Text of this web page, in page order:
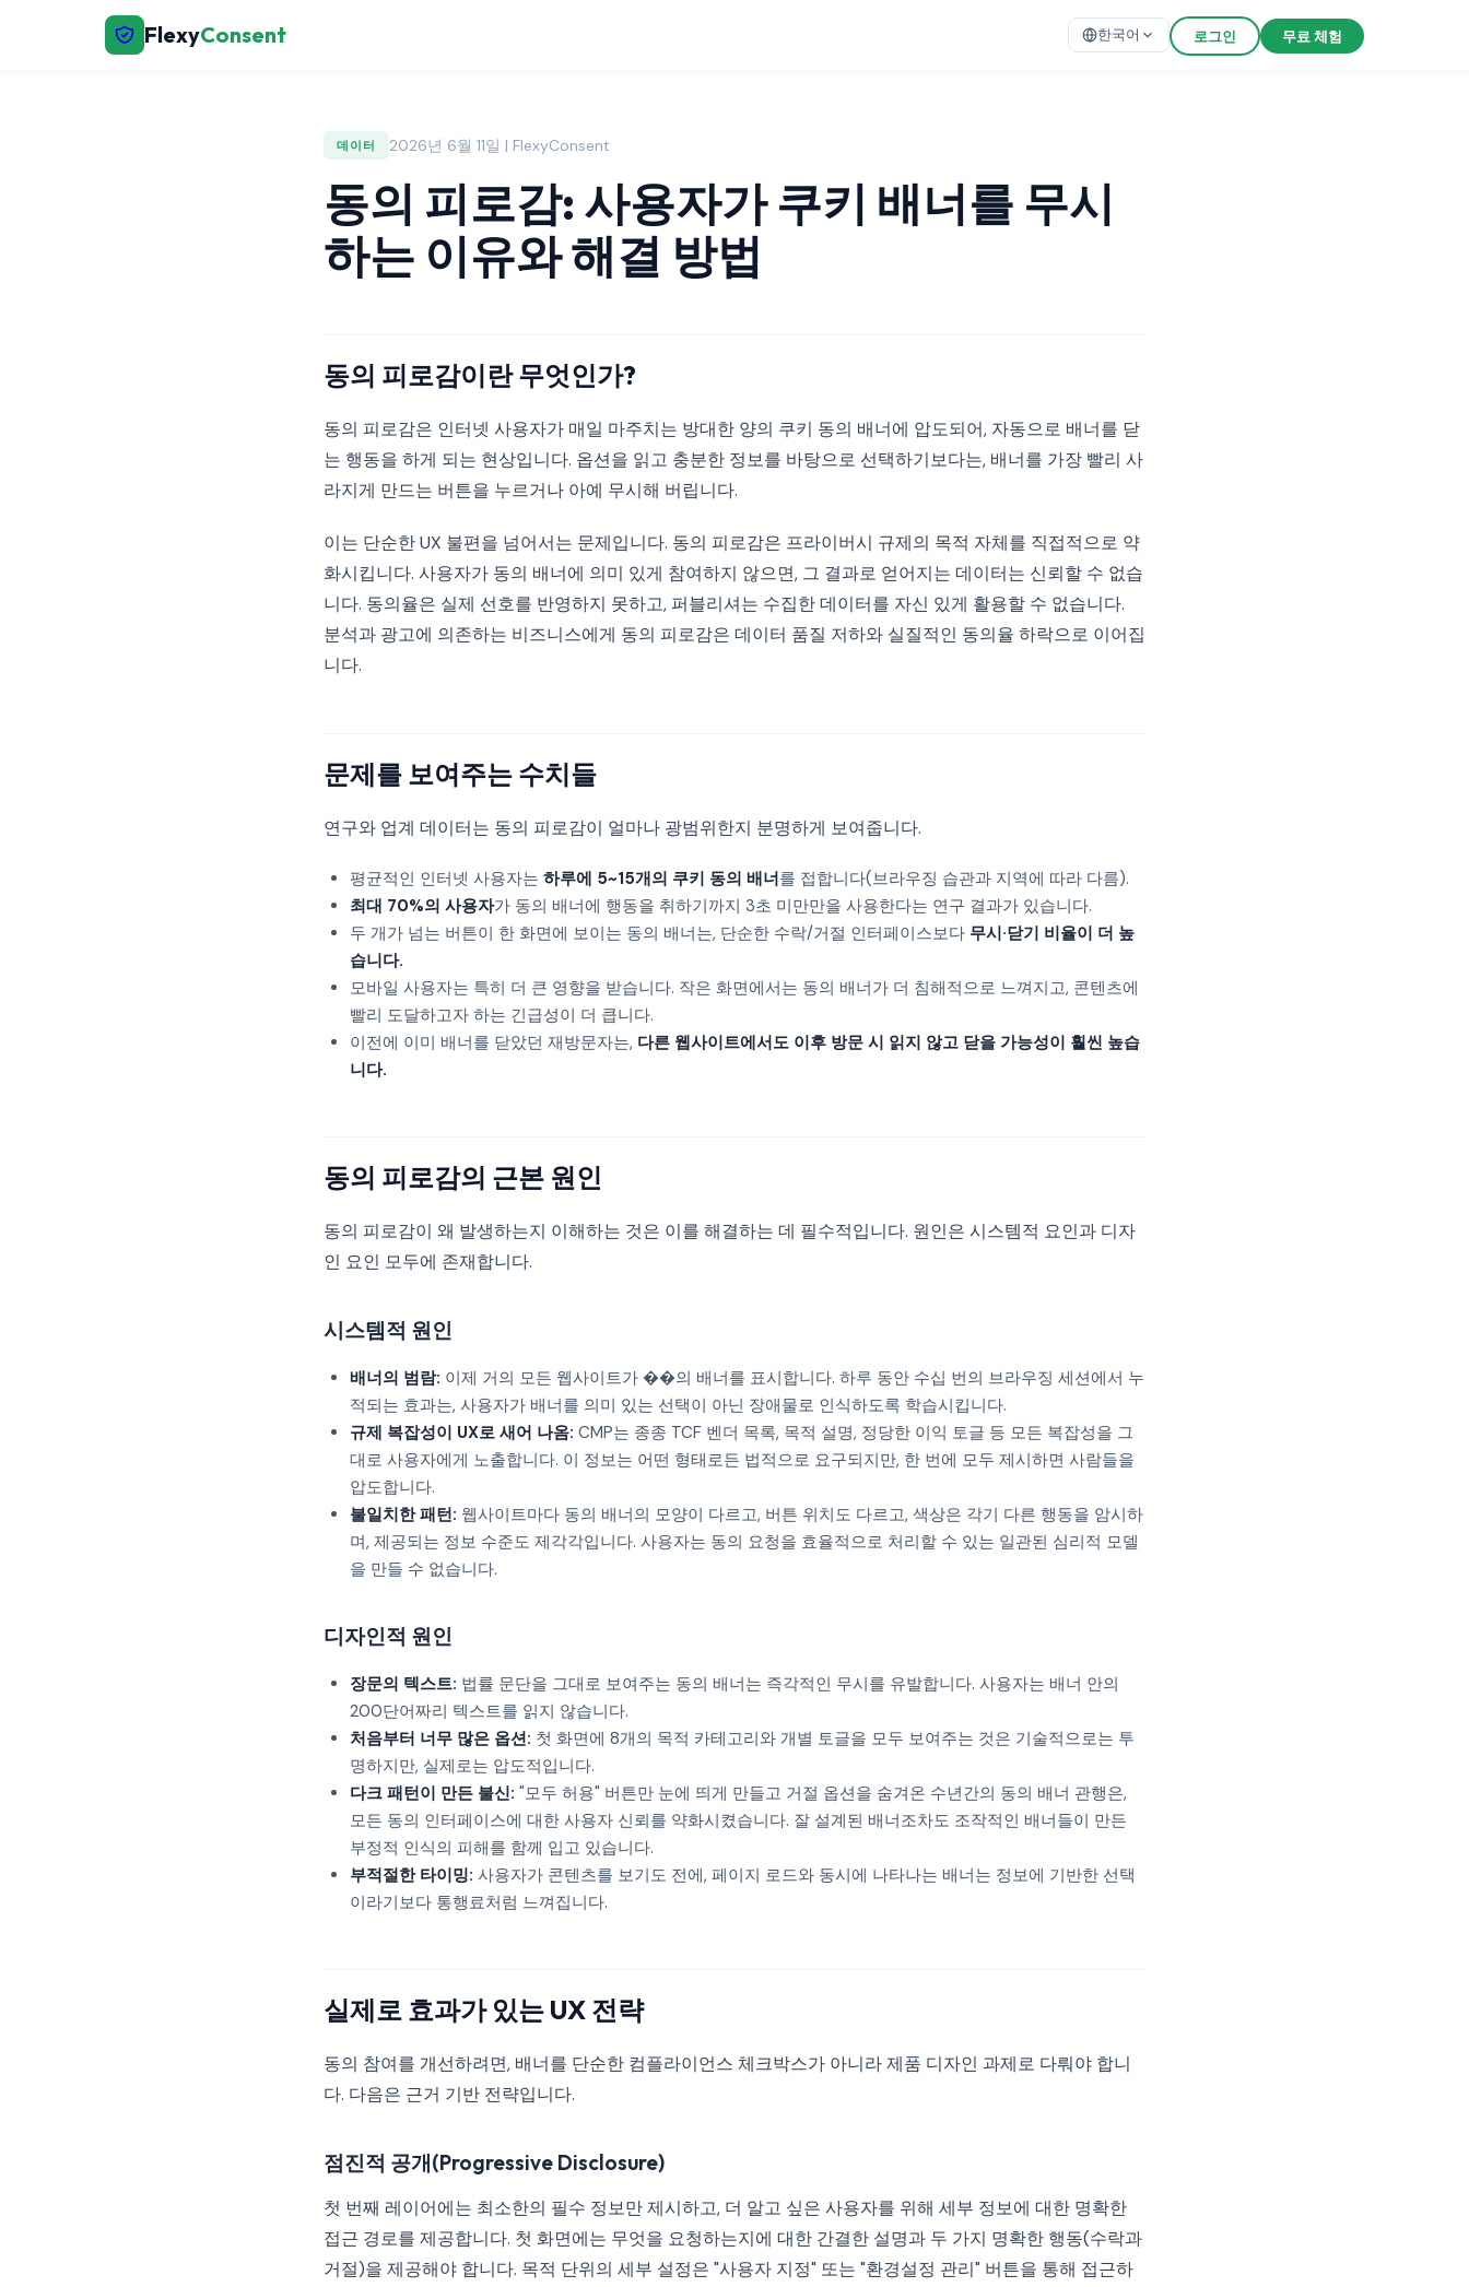
FlexyConsent 한국어 로그인 무료 체험
데이터 2026년 6월 11일 | FlexyConsent
동의 피로감: 사용자가 쿠키 배너를 무시
하는 이유와 해결 방법
동의 피로감이란 무엇인가?
동의 피로감은 인터넷 사용자가 매일 마주치는 방대한 양의 쿠키 동의 배너에 압도되어, 자동으로 배너를 닫
는 행동을 하게 되는 현상입니다. 옵션을 읽고 충분한 정보를 바탕으로 선택하기보다는, 배너를 가장 빨리 사
라지게 만드는 버튼을 누르거나 아예 무시해 버립니다.
이는 단순한 UX 불편을 넘어서는 문제입니다. 동의 피로감은 프라이버시 규제의 목적 자체를 직접적으로 약
화시킵니다. 사용자가 동의 배너에 의미 있게 참여하지 않으면, 그 결과로 얻어지는 데이터는 신뢰할 수 없습
니다. 동의율은 실제 선호를 반영하지 못하고, 퍼블리셔는 수집한 데이터를 자신 있게 활용할 수 없습니다.
분석과 광고에 의존하는 비즈니스에게 동의 피로감은 데이터 품질 저하와 실질적인 동의율 하락으로 이어집
니다.
문제를 보여주는 수치들
연구와 업계 데이터는 동의 피로감이 얼마나 광범위한지 분명하게 보여줍니다.
평균적인 인터넷 사용자는 하루에 5~15개의 쿠키 동의 배너를 접합니다(브라우징 습관과 지역에 따라 다름).
최대 70%의 사용자가 동의 배너에 행동을 취하기까지 3초 미만만을 사용한다는 연구 결과가 있습니다.
두 개가 넘는 버튼이 한 화면에 보이는 동의 배너는, 단순한 수락/거절 인터페이스보다 무시·닫기 비율이 더 높
습니다.
모바일 사용자는 특히 더 큰 영향을 받습니다. 작은 화면에서는 동의 배너가 더 침해적으로 느껴지고, 콘텐츠에
빨리 도달하고자 하는 긴급성이 더 큽니다.
이전에 이미 배너를 닫았던 재방문자는, 다른 웹사이트에서도 이후 방문 시 읽지 않고 닫을 가능성이 훨씬 높습
니다.
동의 피로감의 근본 원인
동의 피로감이 왜 발생하는지 이해하는 것은 이를 해결하는 데 필수적입니다. 원인은 시스템적 요인과 디자
인 요인 모두에 존재합니다.
시스템적 원인
배너의 범람: 이제 거의 모든 웹사이트가 ��의 배너를 표시합니다. 하루 동안 수십 번의 브라우징 세션에서 누
적되는 효과는, 사용자가 배너를 의미 있는 선택이 아닌 장애물로 인식하도록 학습시킵니다.
규제 복잡성이 UX로 새어 나옴: CMP는 종종 TCF 벤더 목록, 목적 설명, 정당한 이익 토글 등 모든 복잡성을 그
대로 사용자에게 노출합니다. 이 정보는 어떤 형태로든 법적으로 요구되지만, 한 번에 모두 제시하면 사람들을
압도합니다.
불일치한 패턴: 웹사이트마다 동의 배너의 모양이 다르고, 버튼 위치도 다르고, 색상은 각기 다른 행동을 암시하
며, 제공되는 정보 수준도 제각각입니다. 사용자는 동의 요청을 효율적으로 처리할 수 있는 일관된 심리적 모델
을 만들 수 없습니다.
디자인적 원인
장문의 텍스트: 법률 문단을 그대로 보여주는 동의 배너는 즉각적인 무시를 유발합니다. 사용자는 배너 안의
200단어짜리 텍스트를 읽지 않습니다.
처음부터 너무 많은 옵션: 첫 화면에 8개의 목적 카테고리와 개별 토글을 모두 보여주는 것은 기술적으로는 투
명하지만, 실제로는 압도적입니다.
다크 패턴이 만든 불신: "모두 허용" 버튼만 눈에 띄게 만들고 거절 옵션을 숨겨온 수년간의 동의 배너 관행은,
모든 동의 인터페이스에 대한 사용자 신뢰를 약화시켰습니다. 잘 설계된 배너조차도 조작적인 배너들이 만든
부정적 인식의 피해를 함께 입고 있습니다.
부적절한 타이밍: 사용자가 콘텐츠를 보기도 전에, 페이지 로드와 동시에 나타나는 배너는 정보에 기반한 선택
이라기보다 통행료처럼 느껴집니다.
실제로 효과가 있는 UX 전략
동의 참여를 개선하려면, 배너를 단순한 컴플라이언스 체크박스가 아니라 제품 디자인 과제로 다뤄야 합니
다. 다음은 근거 기반 전략입니다.
점진적 공개(Progressive Disclosure)
첫 번째 레이어에는 최소한의 필수 정보만 제시하고, 더 알고 싶은 사용자를 위해 세부 정보에 대한 명확한
접근 경로를 제공합니다. 첫 화면에는 무엇을 요청하는지에 대한 간결한 설명과 두 가지 명확한 행동(수락과
거절)을 제공해야 합니다. 목적 단위의 세부 설정은 "사용자 지정" 또는 "환경설정 관리" 버튼을 통해 접근하